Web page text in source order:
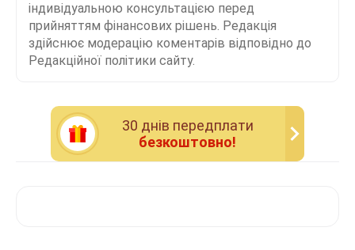
індивідуальною консультацією перед
прийняттям фінансових рішень. Редакція
здійснює модерацію коментарів відповідно до
Редакційної політики сайту.
30 днiв передплати
безкоштовно!